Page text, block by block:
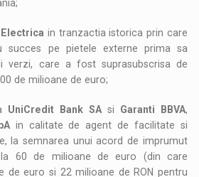
Electricain tranzactia istorica prin care
succes pe pietele externe prima sa
verzi, care a fost suprasubscrisa de
de milioane de euro;
UniCredit Bank SAsi Garanti BBVA,
in calitate de agent de facilitate si
la semnarea unui acord de imprumut
60 de milioane de euro (din care
de euro si 22 milioane de RON pentru